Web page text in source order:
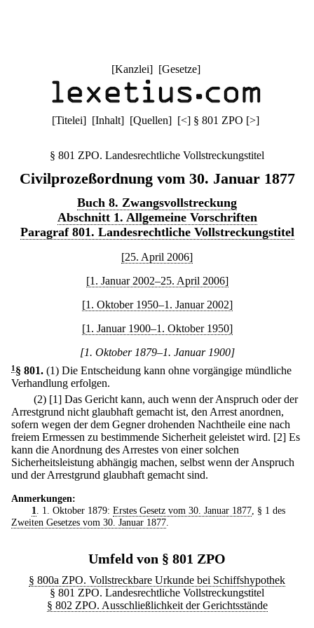
[Kanzlei] [Gesetze]
[Titelei] [Inhalt] [Quellen] [<] § 801 ZPO [>]
§ 801 ZPO. Landesrechtliche Vollstreckungstitel
Civilprozeßordnung vom 30. Januar 1877
Buch 8. Zwangsvollstreckung
Abschnitt 1. Allgemeine Vorschriften
Paragraf 801. Landesrechtliche Vollstreckungstitel
[25. April 2006]
[1. Januar 2002–25. April 2006]
[1. Oktober 1950–1. Januar 2002]
[1. Januar 1900–1. Oktober 1950]
[1. Oktober 1879–1. Januar 1900]
1 § 801. (1) Die Entscheidung kann ohne vorgängige mündliche
Verhandlung erfolgen.
(2) [1] Das Gericht kann, auch wenn der Anspruch oder der
Arrestgrund nicht glaubhaft gemacht ist, den Arrest anordnen,
sofern wegen der dem Gegner drohenden Nachtheile eine nach
freiem Ermessen zu bestimmende Sicherheit geleistet wird. [2] Es
kann die Anordnung des Arrestes von einer solchen
Sicherheitsleistung abhängig machen, selbst wenn der Anspruch
und der Arrestgrund glaubhaft gemacht sind.
Anmerkungen:
1. 1. Oktober 1879: Erstes Gesetz vom 30. Januar 1877, § 1 des
Zweiten Gesetzes vom 30. Januar 1877.
Umfeld von § 801 ZPO
§ 800a ZPO. Vollstreckbare Urkunde bei Schiffshypothek
§ 801 ZPO. Landesrechtliche Vollstreckungstitel
§ 802 ZPO. Ausschließlichkeit der Gerichtsstände